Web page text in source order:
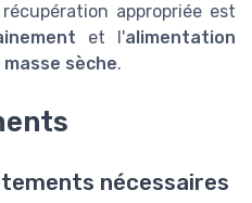
appropriée est
et l'alimentation
sèche.
nécessaires